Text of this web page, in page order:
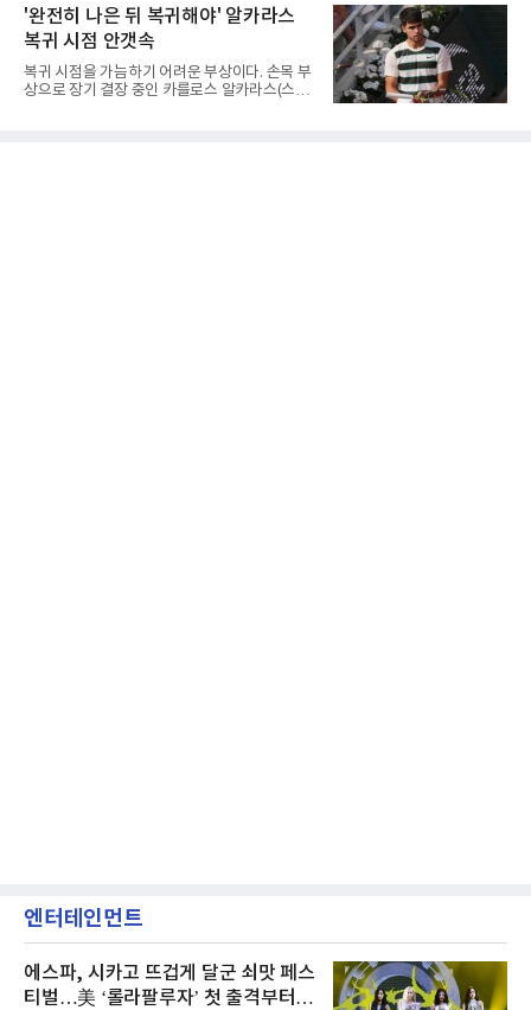
누르고 8강에 진출했다. 용산고는 이승민이 22
점을 기록하며 공격을 주도했고
3차전에서 이탈리아를 3-1(25-14 25-19 13-25
25-20)로 꺾었다. 푸에르토리코, 대만에 이은 3
연승으로 승점 9를 쌓아 조 1위에 올랐다. 24개
팀이 6개 팀씩 4개 조로 나뉘어 조별리그를 치르
며 각 조 상위 4개 팀이 16강에 진출한다.지난해
U-16 아시아선수권 우승으로 처음 이 대회에 나
'완전히 나은 뒤 복귀해야' 알카라스
복귀 시점 안갯속
복귀 시점을 가늠하기 어려운 부상이다. 손목 부
상으로 장기 결장 중인 카를로스 알카라스(스페
엔터테인먼트
에스파, 시카고 뜨겁게 달군 쇠맛 페스
티벌…美 ‘롤라팔루자’ 첫 출격부터